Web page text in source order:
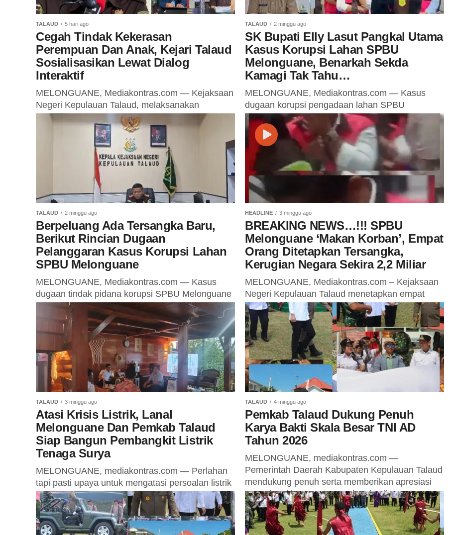
TALAUD 5 hari ago
Cegah Tindak Kekerasan
Perempuan Dan Anak, Kejari Talaud
Sosialisasikan Lewat Dialog
Interaktif
MELONGUANE, Mediakontras.com — Kejaksaan
Negeri Kepulauan Talaud, melaksanakan
Penyuluhan Hukum Dialog Interaktif Jaksa
Menyapa dengan Tema Perlindungan Perempuan
dan Anak Dalam Rangka Meningkatkan
Kesadaran Hukum bagi...
TALAUD 2 minggu ago
SK Bupati Elly Lasut Pangkal Utama
Kasus Korupsi Lahan SPBU
Melonguane, Benarkah Sekda
Kamagi Tak Tahu…
MELONGUANE, Mediakontras.com — Kasus
dugaan korupsi pengadaan lahan SPBU
Melonguane tahun anggaran 2022, semakin
menarik. Surat Keputusan penetapan lokasi yang
ditandatangani oleh Bupati Kepulauan Talaud
yang...
TALAUD 2 minggu ago
Berpeluang Ada Tersangka Baru,
Berikut Rincian Dugaan
Pelanggaran Kasus Korupsi Lahan
SPBU Melonguane
MELONGUANE, Mediakontras.com — Kasus
dugaan tindak pidana korupsi SPBU Melonguane
tahun anggaran 2022, berpeluang ada
penambahan tersangka baru, Kamis
(23/07/2027). Pasca penetapan empat orang
tersangka, oleh...
HEADLINE 3 minggu ago
BREAKING NEWS…!!! SPBU
Melonguane ‘Makan Korban’, Empat
Orang Ditetapkan Tersangka,
Kerugian Negara Sekira 2,2 Miliar
MELONGUANE, Mediakontras.com – Kejaksaan
Negeri Kepulauan Talaud menetapkan empat
orang tersangka dugaan kasus lahan SPBU
Talaud yang berada di kelurahan Melonguane
Barat, Kecamatan Melonguane. Kejaksaan
Negeri...
TALAUD 3 minggu ago
Atasi Krisis Listrik, Lanal
Melonguane Dan Pemkab Talaud
Siap Bangun Pembangkit Listrik
Tenaga Surya
MELONGUANE, mediakontras.com — Perlahan
tapi pasti upaya untuk mengatasi persoalan listrik
yang ada Kabupaten Kepulauan Talaud mulai
terealisasi. Pemerintah Daerah Kabupaten
Kepulauan Talaud bersama dengan Pangkalan...
TALAUD 4 minggu ago
Pemkab Talaud Dukung Penuh
Karya Bakti Skala Besar TNI AD
Tahun 2026
MELONGUANE, mediakontras.com —
Pemerintah Daerah Kabupaten Kepulauan Talaud
mendukung penuh serta memberikan apresiasi
yang tinggi juga ucapan terima kasih yang
mendalam kepada jajaran TNI Angkatan Darat...